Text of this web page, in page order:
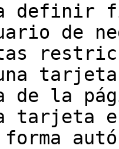
de
de la
tarjeta